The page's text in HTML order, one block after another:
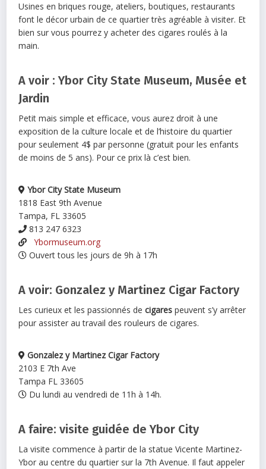
Usines en briques rouge, ateliers, boutiques, restaurants
font le décor urbain de ce quartier très agréable à visiter. Et
bien sur vous pourrez y acheter des cigares roulés à la
main.
A voir : Ybor City State Museum, Musée et
Jardin
Petit mais simple et efficace, vous aurez droit à une
exposition de la culture locale et de l’histoire du quartier
pour seulement 4$ par personne (gratuit pour les enfants
de moins de 5 ans). Pour ce prix là c’est bien.
Ybor City State Museum
1818 East 9th Avenue
Tampa, FL 33605
813 247 6323
Ybormuseum.org
Ouvert tous les jours de 9h à 17h
A voir: Gonzalez y Martinez Cigar Factory
Les curieux et les passionnés decigares peuvent s’y arrêter
pour assister au travail des rouleurs de cigares.
Gonzalez y Martinez Cigar Factory
2103 E 7th Ave
Tampa FL 33605
Du lundi au vendredi de 11h à 14h.
A faire: visite guidée de Ybor City
La visite commence à partir de la statue Vicente Martinez-
Ybor au centre du quartier sur la 7th Avenue. Il faut appeler